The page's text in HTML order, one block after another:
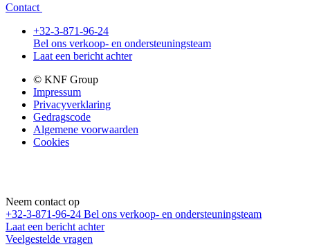
Contact
+32-3-871-96-24
Bel ons verkoop- en ondersteuningsteam
Laat een bericht achter
© KNF Group
Impressum
Privacyverklaring
Gedragscode
Algemene voorwaarden
Cookies
Neem contact op
+32-3-871-96-24 Bel ons verkoop- en ondersteuningsteam
Laat een bericht achter
Veelgestelde vragen